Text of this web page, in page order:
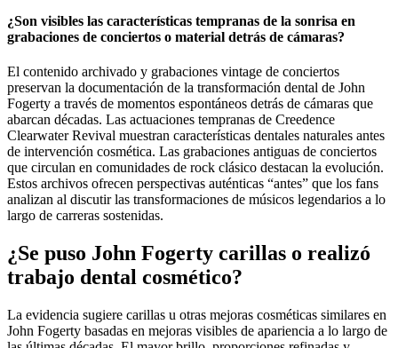
¿Son visibles las características tempranas de la sonrisa en
grabaciones de conciertos o material detrás de cámaras?
El contenido archivado y grabaciones vintage de conciertos
preservan la documentación de la transformación dental de John
Fogerty a través de momentos espontáneos detrás de cámaras que
abarcan décadas. Las actuaciones tempranas de Creedence
Clearwater Revival muestran características dentales naturales antes
de intervención cosmética. Las grabaciones antiguas de conciertos
que circulan en comunidades de rock clásico destacan la evolución.
Estos archivos ofrecen perspectivas auténticas “antes” que los fans
analizan al discutir las transformaciones de músicos legendarios a lo
largo de carreras sostenidas.
¿Se puso John Fogerty carillas o realizó
trabajo dental cosmético?
La evidencia sugiere carillas u otras mejoras cosméticas similares en
John Fogerty basadas en mejoras visibles de apariencia a lo largo de